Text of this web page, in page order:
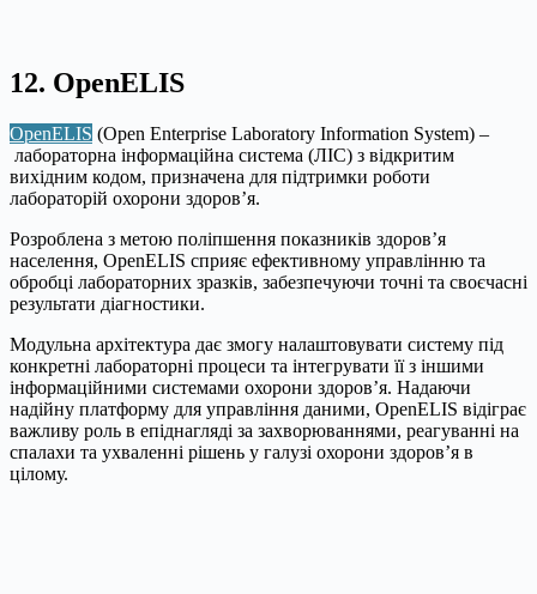
12. OpenELIS
OpenELIS (Open Enterprise Laboratory Information System) –
лабораторна інформаційна система (ЛІС) з відкритим
вихідним кодом, призначена для підтримки роботи
лабораторій охорони здоров’я.
Розроблена з метою поліпшення показників здоров’я
населення, OpenELIS сприяє ефективному управлінню та
обробці лабораторних зразків, забезпечуючи точні та своєчасні
результати діагностики.
Модульна архітектура дає змогу налаштовувати систему під
конкретні лабораторні процеси та інтегрувати її з іншими
інформаційними системами охорони здоров’я. Надаючи
надійну платформу для управління даними, OpenELIS відіграє
важливу роль в епіднагляді за захворюваннями, реагуванні на
спалахи та ухваленні рішень у галузі охорони здоров’я в
цілому.